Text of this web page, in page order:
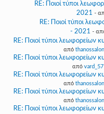
RE: Ποιοί τύποι
2021 -
RE: Ποιοί τύποι
- 2021 -
RE: Ποιοί τύποι
από
RE: Ποιοί τύποι
από vard_57
RE: Ποιοί τύποι
από
RE: Ποιοί τύποι
από
RE: Ποιοί τύποι